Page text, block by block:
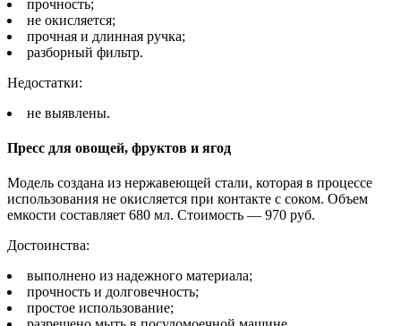
прочность;
не окисляется;
прочная и длинная ручка;
разборный фильтр.
Недостатки:
не выявлены.
Пресс для овощей, фруктов и ягод
Модель создана из нержавеющей стали, которая в процессе
использования не окисляется при контакте с соком. Объем
емкости составляет 680 мл. Стоимость — 970 руб.
Достоинства:
выполнено из надежного материала;
прочность и долговечность;
простое использование;